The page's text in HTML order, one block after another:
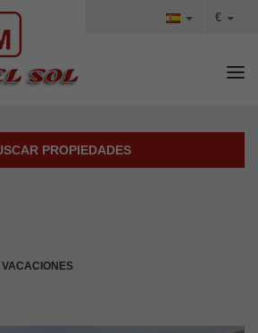
€
PROPIEDADES
VACACIONES